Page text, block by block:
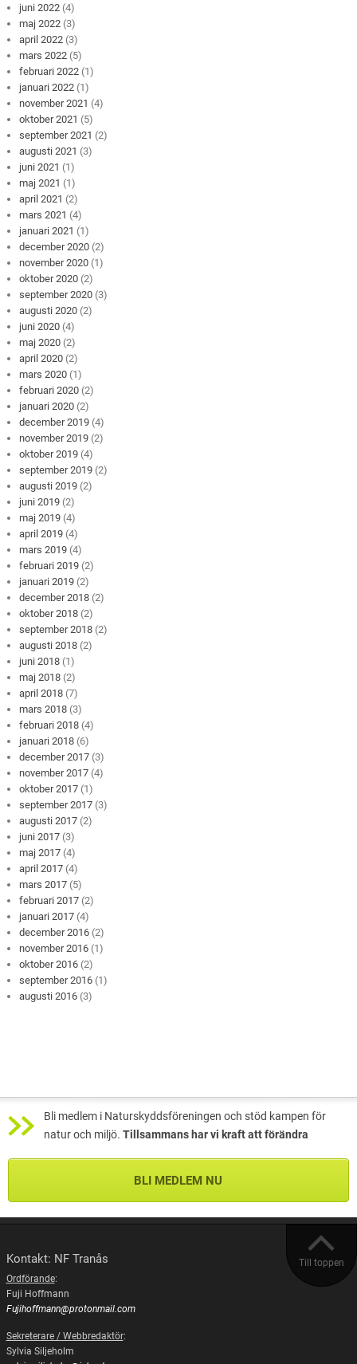
juni 2022 (4)
maj 2022 (3)
april 2022 (3)
mars 2022 (5)
februari 2022 (1)
januari 2022 (1)
november 2021 (4)
oktober 2021 (5)
september 2021 (2)
augusti 2021 (3)
juni 2021 (1)
maj 2021 (1)
april 2021 (2)
mars 2021 (4)
januari 2021 (1)
december 2020 (2)
november 2020 (1)
oktober 2020 (2)
september 2020 (3)
augusti 2020 (2)
juni 2020 (4)
maj 2020 (2)
april 2020 (2)
mars 2020 (1)
februari 2020 (2)
januari 2020 (2)
december 2019 (4)
november 2019 (2)
oktober 2019 (4)
september 2019 (2)
augusti 2019 (2)
juni 2019 (2)
maj 2019 (4)
april 2019 (4)
mars 2019 (4)
februari 2019 (2)
januari 2019 (2)
december 2018 (2)
oktober 2018 (2)
september 2018 (2)
augusti 2018 (2)
juni 2018 (1)
maj 2018 (2)
april 2018 (7)
mars 2018 (3)
februari 2018 (4)
januari 2018 (6)
december 2017 (3)
november 2017 (4)
oktober 2017 (1)
september 2017 (3)
augusti 2017 (2)
juni 2017 (3)
maj 2017 (4)
april 2017 (4)
mars 2017 (5)
februari 2017 (2)
januari 2017 (4)
december 2016 (2)
november 2016 (1)
oktober 2016 (2)
september 2016 (1)
augusti 2016 (3)
Bli medlem i Naturskyddsföreningen och stöd kampen för
natur och miljö. Tillsammans har vi kraft att förändra
BLI MEDLEM NU
Till toppen
Kontakt: NF Tranås
Ordförande:
Fuji Hoffmann
Fujihoffmann@protonmail.com
Sekreterare / Webbredaktör:
Sylvia Siljeholm